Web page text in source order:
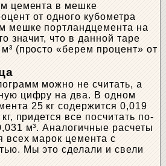
цемента в мешке
от одного кубометра
мешке портландцемента на
значит, что в данной таре
(просто «берем процент» от
можно не считать, а
цифру на два. В одном
25 кг содержится 0,019
придется все посчитать по-
м³. Аналогичные расчеты
всех марок цемента с
Мы это сделали и свели